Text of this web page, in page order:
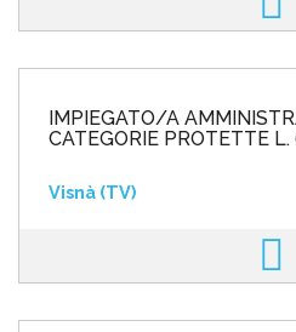
IMPIEGATO/A
CATEGORIE PROTETTE
Visnà (TV)